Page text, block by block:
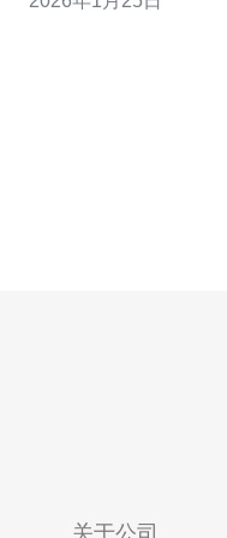
本CN2服务成为了一个
关于公司